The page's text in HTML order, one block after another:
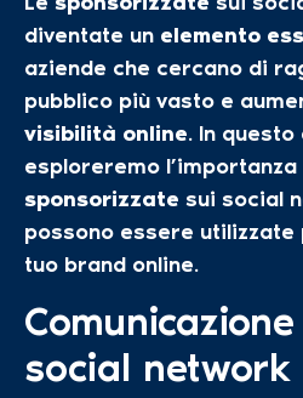
diventate un elemento
aziende che cercano di
pubblico più vasto e
visibilità online. In
esploreremo l’importanza
sponsorizzate sui social
possono essere utilizzate
tuo brand online.
social network